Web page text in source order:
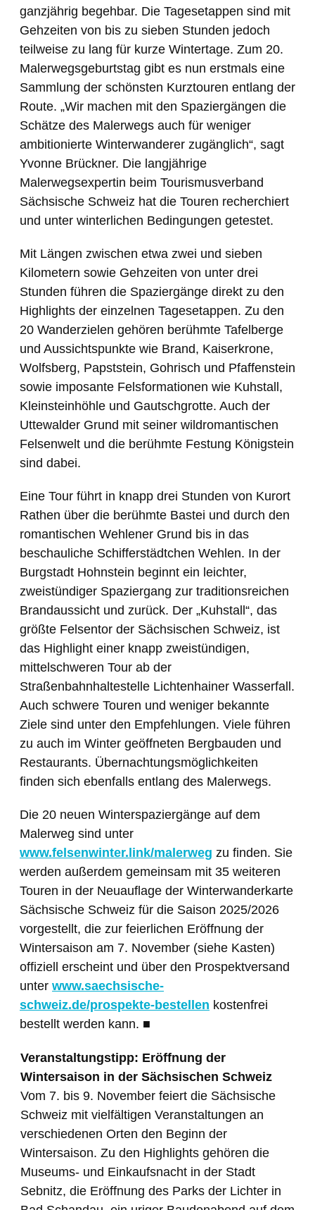
ganzjährig begehbar. Die Tagesetappen sind mit
Gehzeiten von bis zu sieben Stunden jedoch
teilweise zu lang für kurze Wintertage. Zum 20.
Malerwegsgeburtstag gibt es nun erstmals eine
Sammlung der schönsten Kurztouren entlang der
Route. „Wir machen mit den Spaziergängen die
Schätze des Malerwegs auch für weniger
ambitionierte Winterwanderer zugänglich“, sagt
Yvonne Brückner. Die langjährige
Malerwegsexpertin beim Tourismusverband
Sächsische Schweiz hat die Touren recherchiert
und unter winterlichen Bedingungen getestet.
Mit Längen zwischen etwa zwei und sieben
Kilometern sowie Gehzeiten von unter drei
Stunden führen die Spaziergänge direkt zu den
Highlights der einzelnen Tagesetappen. Zu den
20 Wanderzielen gehören berühmte Tafelberge
und Aussichtspunkte wie Brand, Kaiserkrone,
Wolfsberg, Papststein, Gohrisch und Pfaffenstein
sowie imposante Felsformationen wie Kuhstall,
Kleinsteinhöhle und Gautschgrotte. Auch der
Uttewalder Grund mit seiner wildromantischen
Felsenwelt und die berühmte Festung Königstein
sind dabei.
Eine Tour führt in knapp drei Stunden von Kurort
Rathen über die berühmte Bastei und durch den
romantischen Wehlener Grund bis in das
beschauliche Schifferstädtchen Wehlen. In der
Burgstadt Hohnstein beginnt ein leichter,
zweistündiger Spaziergang zur traditionsreichen
Brandaussicht und zurück. Der „Kuhstall“, das
größte Felsentor der Sächsischen Schweiz, ist
das Highlight einer knapp zweistündigen,
mittelschweren Tour ab der
Straßenbahnhaltestelle Lichtenhainer Wasserfall.
Auch schwere Touren und weniger bekannte
Ziele sind unter den Empfehlungen. Viele führen
zu auch im Winter geöffneten Bergbauden und
Restaurants. Übernachtungsmöglichkeiten
finden sich ebenfalls entlang des Malerwegs.
Die 20 neuen Winterspaziergänge auf dem
Malerweg sind unter
www.felsenwinter.link/malerweg zu finden. Sie
werden außerdem gemeinsam mit 35 weiteren
Touren in der Neuauflage der Winterwanderkarte
Sächsische Schweiz für die Saison 2025/2026
vorgestellt, die zur feierlichen Eröffnung der
Wintersaison am 7. November (siehe Kasten)
offiziell erscheint und über den Prospektversand
unter www.saechsische-
schweiz.de/prospekte-bestellen kostenfrei
bestellt werden kann. ■
Veranstaltungstipp: Eröffnung der
Wintersaison in der Sächsischen Schweiz
Vom 7. bis 9. November feiert die Sächsische
Schweiz mit vielfältigen Veranstaltungen an
verschiedenen Orten den Beginn der
Wintersaison. Zu den Highlights gehören die
Museums- und Einkaufsnacht in der Stadt
Sebnitz, die Eröffnung des Parks der Lichter in